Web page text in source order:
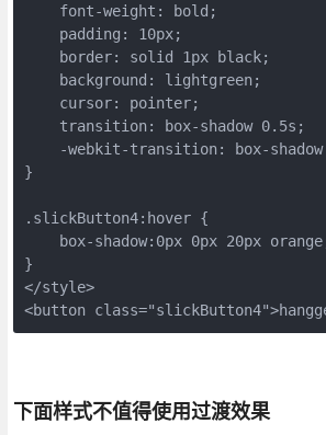
    font-weight: bold;
    padding: 10px;
    border: solid 1px black;
    background: lightgreen;
    cursor: pointer;
    transition: box-shadow 0.5s;
-webkit-transition: box-shadow
}
.slickButton4:hover {
box-shadow:0px 0px 20px
}
</style>
<button
下面样式不值得使用过渡效果